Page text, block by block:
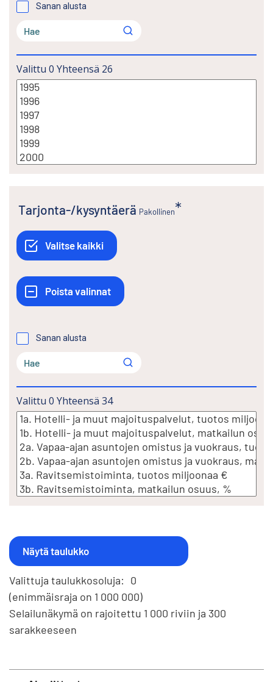
Sanan alusta
Valittu 0 Yhteensä 26
Tarjonta-/kysyntäerä Pakollinen
Sanan alusta
Valittu 0 Yhteensä 34
Valittuja taulukkosoluja: 0
(enimmäisraja on 1 000 000)
Selailunäkymä on rajoitettu 1 000 riviin ja 300
sarakkeeseen